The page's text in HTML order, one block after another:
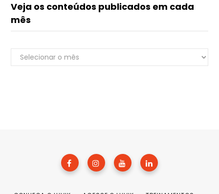
Renato do Luvik
Veja os conteúdos publicados em cada
mês
Veja
os